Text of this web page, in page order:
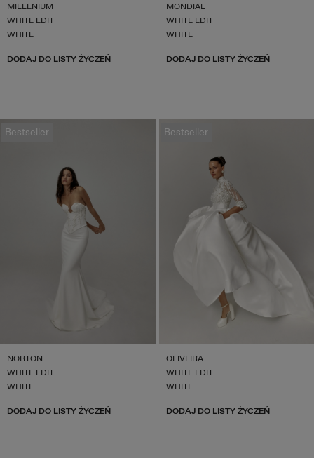
MILLENIUM
WHITE EDIT
WHITE
DODAJ DO LISTY ŻYCZEŃ
MONDIAL
WHITE EDIT
WHITE
DODAJ DO LISTY ŻYCZEŃ
Bestseller
NORTON
WHITE EDIT
WHITE
DODAJ DO LISTY ŻYCZEŃ
Bestseller
OLIVEIRA
WHITE EDIT
WHITE
DODAJ DO LISTY ŻYCZEŃ